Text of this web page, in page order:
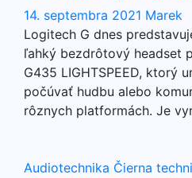
14. septembra 2021 Marek
Logitech G dnes
ľahký bezdrôtový headset
G435 LIGHTSPEED, ktorý
počúvať hudbu alebo
rôznych platformách. Je
Audiotechnika Čierna